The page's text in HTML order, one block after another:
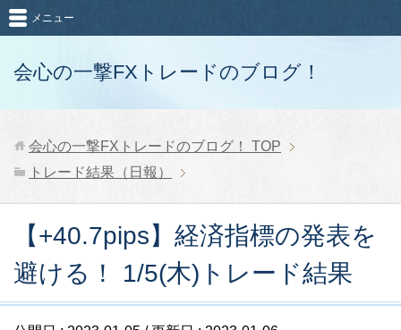
会心の一撃FXトレードのブログ！
メニュー
会心の一撃FXトレードのブログ！
TOP
トレード結果（日報）
【+40.7pips】経済指標の発表を
避ける！ 1/5(木)トレード結果